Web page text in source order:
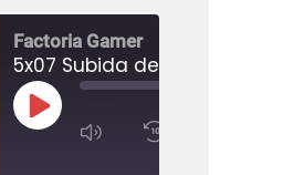
Factoria Gamer
5x07 Subida de Game Pass
REPRODUCIR
EPISODIO